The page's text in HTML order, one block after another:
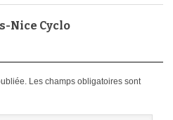
Nice Cyclo
Les champs obligatoires sont